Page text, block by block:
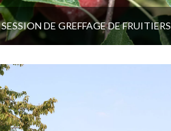
SESSION DE GREFFAGE DE FRUITIERS